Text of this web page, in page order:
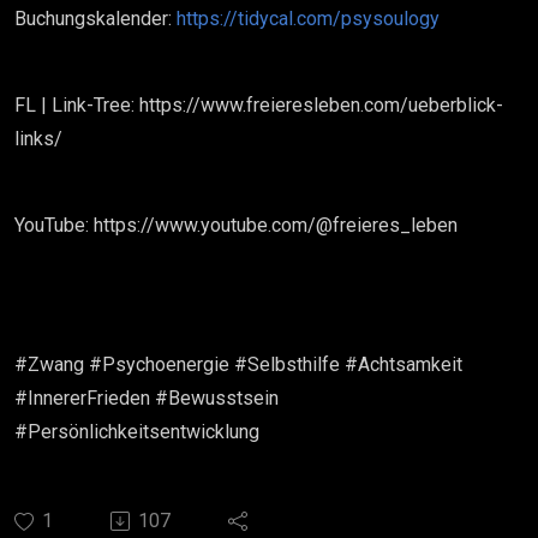
Buchungskalender: https://tidycal.com/psysoulogy
FL | Link-Tree: https://www.freieresleben.com/ueberblick-
links/
YouTube: https://www.youtube.com/@freieres_leben
#Zwang #Psychoenergie #Selbsthilfe #Achtsamkeit
#InnererFrieden #Bewusstsein
#Persönlichkeitsentwicklung
1 107